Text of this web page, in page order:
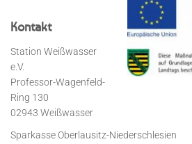
Kontakt
Station Weißwasser
e.V.
Professor-Wagenfeld-
Ring 130
02943 Weißwasser
Sparkasse Oberlausitz-Niederschlesien